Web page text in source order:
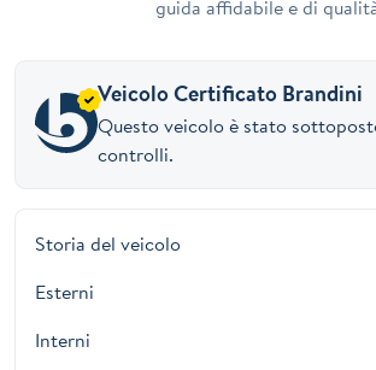
guida affidabile e di
Veicolo Certificato Brandini
Questo veicolo è stato
controlli.
Storia del veicolo
Esterni
Interni